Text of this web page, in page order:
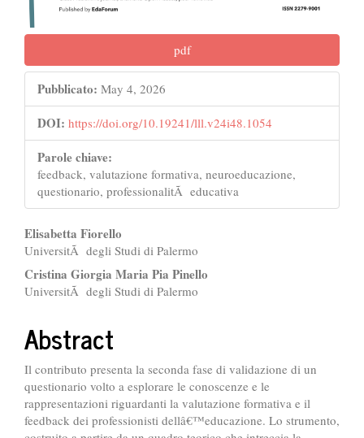
pdf
Pubblicato: May 4, 2026
DOI: https://doi.org/10.19241/lll.v24i48.1054
Parole chiave:
feedback, valutazione formativa, neuroeducazione,
questionario, professionalitÃ educativa
Elisabetta Fiorello
UniversitÃ degli Studi di Palermo
Cristina Giorgia Maria Pia Pinello
UniversitÃ degli Studi di Palermo
Abstract
Il contributo presenta la seconda fase di validazione di un
questionario volto a esplorare le conoscenze e le
rappresentazioni riguardanti la valutazione formativa e il
feedback dei professionisti dellâ€™educazione. Lo strumento,